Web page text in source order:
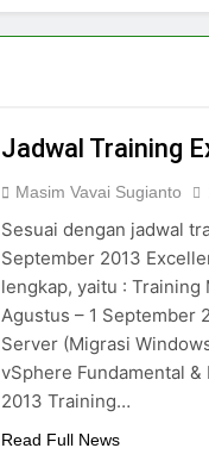
Jadwal Training
Masim Vavai Sugianto
Sesuai dengan jadwal
September 2013
lengkap, yaitu : Training
Agustus – 1 September
Server (Migrasi
vSphere Fundamental
2013 Training…
Read Full News